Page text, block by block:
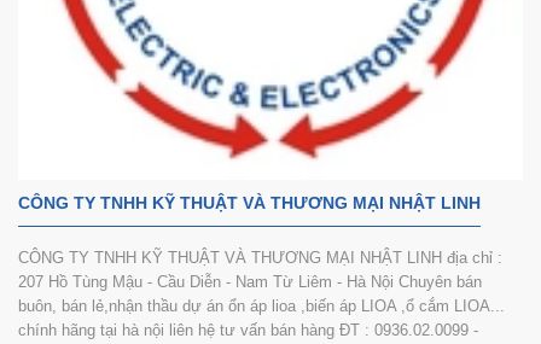
CÔNG TY TNHH KỸ THUẬT VÀ THƯƠNG MẠI NHẬT LINH
CÔNG TY TNHH KỸ THUẬT VÀ THƯƠNG MẠI NHẬT LINH địa chỉ :
207 Hồ Tùng Mậu - Cầu Diễn - Nam Từ Liêm - Hà Nội Chuyên bán
buôn, bán lẻ,nhận thầu dự án ổn áp lioa ,biến áp LIOA ,ổ cắm LIOA...
chính hãng tại hà nội liên hệ tư vấn bán hàng ĐT : 0936.02.0099 -